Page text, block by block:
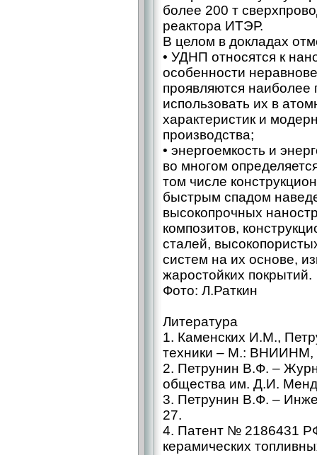
более 200 т
реактора ИТЭР.
В целом в докладах
• УДНП относятся к
особенности
проявляются наиболее
использовать их в
характеристик и
производства;
• энергоемкость и
во многом
том числе
быстрым спадом
высокопрочных
композитов,
сталей,
систем на их основе,
жаростойких покрытий.
Фото: Л.Раткин
Литература
1. Каменских И.М.,
техники – М.: ВНИИНМ,
2. Петрунин В.Ф. –
общества им. Д.И.
3. Петрунин В.Ф. –
27.
4. Патент № 2186431
керамических